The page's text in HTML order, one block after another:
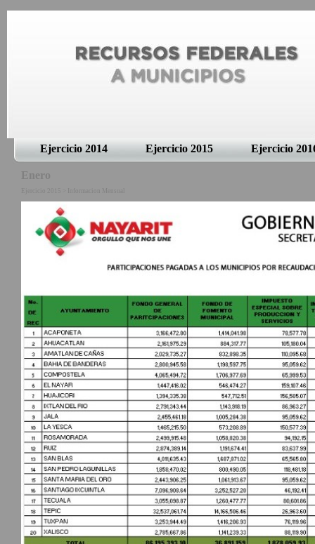
Ejercicio 2014 Ejercicio 2015 Ejercicio
Enero